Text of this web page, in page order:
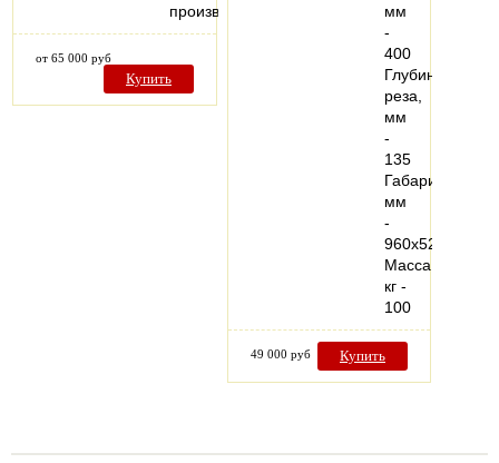
производства
от 65 000 руб
Купить
мм
-
400
Глубина
реза,
мм
-
135
Габариты,
мм
-
960х520х116
Масса,
кг -
100
49 000 руб Купить